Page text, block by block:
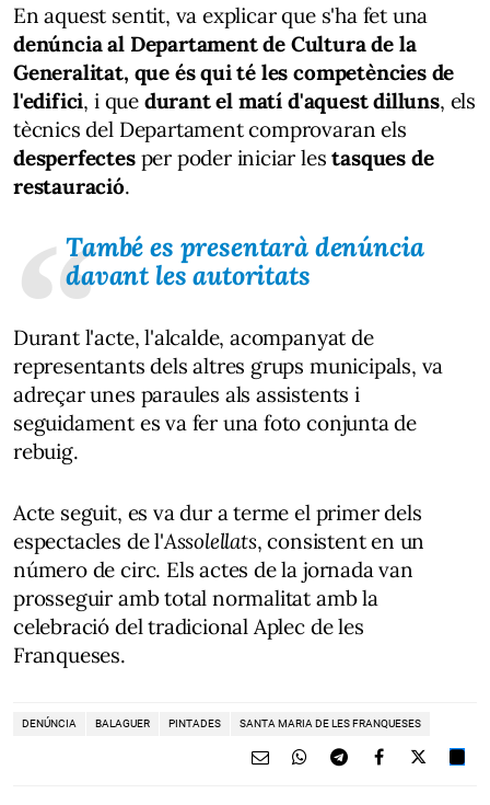
En aquest sentit, va explicar que s'ha fet una
denúncia al Departament de Cultura de la
Generalitat, que és qui té les competències de
l'edifici, i quedurant el matí d'aquest dilluns, els
tècnics del Departament comprovaran els
desperfectes per poder iniciar lestasques de
restauració.
També es presentarà denúncia
davant les autoritats
Durant l'acte, l'alcalde, acompanyat de
representants dels altres grups municipals, va
adreçar unes paraules als assistents i
seguidament es va fer una foto conjunta de
rebuig.
Acte seguit, es va dur a terme el primer dels
espectacles de l'Assolellats, consistent en un
número de circ. Els actes de la jornada van
prosseguir amb total normalitat amb la
celebració del tradicional Aplec de les
Franqueses.
DENÚNCIA BALAGUER PINTADES SANTA MARIA DE LES FRANQUESES